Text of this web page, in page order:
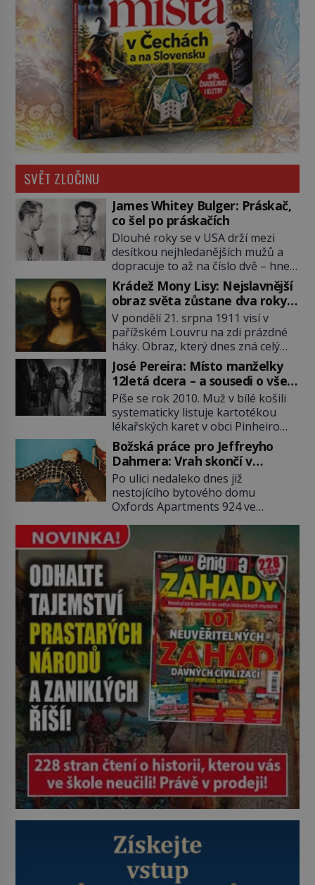
SVĚT ZLOČINU
James Whitey Bulger: Práskač,
co šel po práskačích
Dlouhé roky se v USA drží mezi
desítkou nejhledanějších mužů a
dopracuje to až na číslo dvě – hned
po Usámovi bin Ládinovi (1957–
2011). To je James „Whitey“ Bulger
(1929–2018) viněný ze spoluúčasti
na 19 vraždách, vydírání a lichvy. A
samozřejmě, krom toho je ještě
drogový dealer, který neváhá
odstranit z cesty všechny práskače,
zatímco […]
Krádež Mony Lisy: Nejslavnější
obraz světa zůstane dva roky
nezvěstný
V pondělí 21. srpna 1911 visí v
pařížském Louvru na zdi prázdné
háky. Obraz, který dnes zná celý
svět, je pryč. Zpočátku si nikdo
nemyslí, že jde o krádež.
Zaměstnanci jsou přesvědčeni, že
Mona Lisa je jen v restaurátorské
dílně nebo u fotografa. Když se
ukáže pravda, propukne jeden z
největších honů na zloděje v […]
José Pereira: Místo manželky
12letá dcera – a sousedi o všem
vědí!
Píše se rok 2010. Muž v bílé košili
systematicky listuje kartotékou
lékařských karet v obci Pinheiro
ležící asi 20 kilometrů od farmy s
podivínským majitelem. Něco tu
nesedí. Ledaže… Ledaže by ta
mladá dívka z farmy byla ne
manželkou, ale dcerou – a všechny
ty děti byly zplozené v incestu. Na
sociálním odboru jednoho z […]
Božská práce pro Jeffreyho
Dahmera: Vrah skončí v
tratolišti krve ve vězeňských
umývárnách
Po ulici nedaleko dnes již
nestojícího bytového domu
Oxfords Apartments 924 ve
potácí zcela zmatený 14letý
Konerak Sinthasomphone. Když ho
zastaví policejní hlídka, ochable jí
nadiktuje adresu „jeho kamaráda“.
Strážníci ho dopraví zpět do
udaného bytu. Oním „kamarádem“
je ovšem jeden z nejslavnějších
vrahů, Jeffrey Dahmer (1960–1994).
Je 27. května 1991. […]